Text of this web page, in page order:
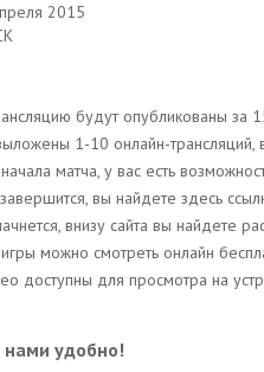
2015
будут опубликованы за
1-10 онлайн-трансляций,
матча, у вас есть
вы найдете здесь
внизу сайта вы найдете
можно смотреть онлайн
доступны для просмотра на
удобно!